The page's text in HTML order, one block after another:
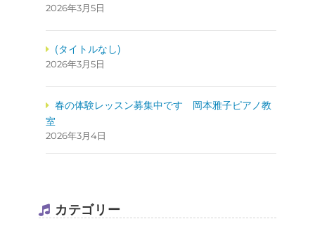
2026年3月5日
(タイトルなし)
2026年3月5日
春の体験レッスン募集中です
岡本雅子ピアノ教
室
2026年3月4日
カテゴリー